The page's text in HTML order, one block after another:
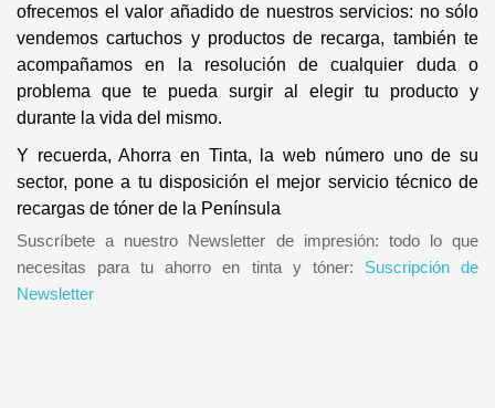
ofrecemos el valor añadido de nuestros servicios: no sólo
vendemos cartuchos y productos de recarga, también te
acompañamos en la resolución de cualquier duda o
problema que te pueda surgir al elegir tu producto y
durante la vida del mismo.
Y recuerda, Ahorra en Tinta, la web número uno de su
sector, pone a tu disposición el mejor servicio técnico de
recargas de tóner de la Península
Suscríbete a nuestro Newsletter de impresión: todo lo que
necesitas para tu ahorro en tinta y tóner: Suscripción de
Newsletter